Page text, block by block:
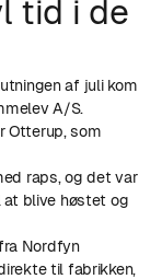
tid i de
af juli kom
A/S.
Otterup, som
raps, og det var
at blive høstet og
Nordfyn
til fabrikken,